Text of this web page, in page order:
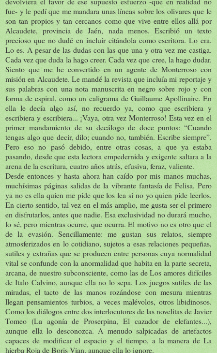
fue- y le pedí que me mandara unas líneas sobre los olivares que le
son tan propios y tan cercanos como que vive entre ellos allá por
Alcaudete, provincia de Jaén, nada menos. Escribió un texto
precioso que no dudé en incluir citándola como escritora. Lo era.
Lo es. A pesar de las dudas con las que una y otra vez me castiga.
Cada vez que duda la hago creer. Cada vez que cree, la hago dudar.
Siento que me he convertido en un agente de Monterroso con
misión en Alcaudete. Le mandé la revista que incluía mi reportaje y
sus palabras con una nota manuscrita en negro sobre rojo y con
forma de espiral, como un caligrama de Guillaume Apollinaire. En
ella le decía algo así, no recuerdo ya, como que escribiera y
escribiera y escribiera... ¡Vaya, otra vez Monterroso! Esta vez en el
primer mandamiento de su decálogo de doce puntos: “Cuando
tengas algo que decir, dilo; cuando no, también. Escribe siempre”.
Pero eso no pasó debido, entre otras cosas, a que ya estaba
pasando, desde que esta lectora empedernida y exigente saltara a la
arena de la escritura, cuatro años atrás, efusiva, feraz, valiente.
Desde entonces y hasta ahora han caído por mis manos muchas,
muchísimas páginas salidas de la vibrante fantasía de Felisa. Pero
ya no es ella quien me pide que los lea si no yo quien pide leerlos.
En cierto sentido, tal vez en el más amplio, me gusta ser el primero
en disfrutarlos, antes que nadie. Esa exclusividad no durará mucho,
lo sé, pero mientras ocurre, que ocurra. El motivo no es otro que el
de la evasión. Sencillamente: me gustan sus relatos, siempre
atmosferizados en lo cotidiano, sujetos a esas relaciones pequeñas,
sutiles y extrañas que se producen entre personas cuya normalidad
vital se confunde con la anormalidad que habita en la parte secreta,
arcana, de nuestro subconsciente, como las de Los amores difíciles
de Italo Calvino, aunque ella no lo sepa. Los juegos sutiles de las
miradas, el tacto de las manos rozándose con mesura mientras
llegan pensamientos turbios, a veces malévolos, otros libidinosos.
Como los diálogos entre dos interlocutores de las novelitas de Javier
Tomeo (La agonía de Proserpina, El cazador de elefantes...),
aunque ella lo desconozca. A menudo salpicadas de artefactos
capaces de modificar el espacio y el tiempo, a la manera de La
hierba Roja de Boris Vian, aunque ella lo ignore.